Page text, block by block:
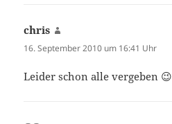
chris
16. September 2010 um 16:41 Uhr
Leider schon alle vergeben 😉